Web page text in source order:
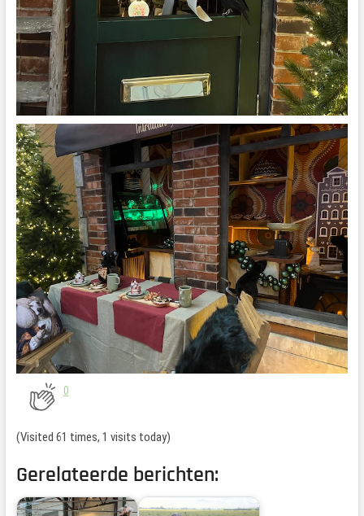
0
(Visited 61 times, 1 visits today)
Gerelateerde berichten: